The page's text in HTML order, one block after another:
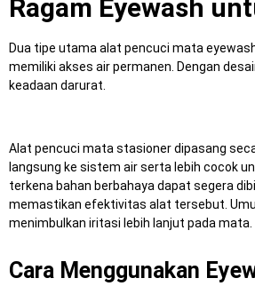
Ragam Eyewash
Dua tipe utama alat pencuci mata
memiliki akses air permanen. Dengan
keadaan darurat.
Alat pencuci mata stasioner dipasang
langsung ke sistem air serta lebih cocok
terkena bahan berbahaya dapat segera
memastikan efektivitas alat tersebut.
menimbulkan iritasi lebih lanjut pada mata.
Cara Menggunakan